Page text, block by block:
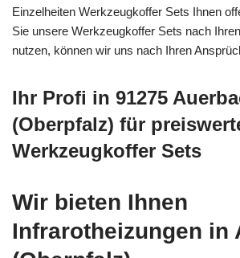
Einzelheiten Werkzeugkoffer Sets Ihnen
Sie unsere Werkzeugkoffer Sets nach
nutzen, können wir uns nach Ihren
Ihr Profi in 91275
(Oberpfalz) für
Werkzeugkoffer Sets
Wir bieten Ihnen
Infrarotheizungen in